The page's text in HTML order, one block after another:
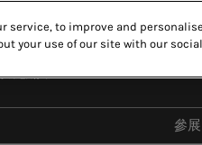
年5月18-20日
威尼斯人
參展
service, to improve and
your use of our site with our